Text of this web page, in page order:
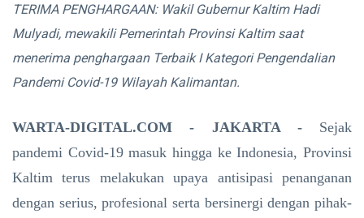
TERIMA PENGHARGAAN: Wakil Gubernur Kaltim Hadi
Mulyadi, mewakili Pemerintah Provinsi Kaltim saat
menerima penghargaan Terbaik I Kategori Pengendalian
Pandemi Covid-19 Wilayah Kalimantan.
WARTA-DIGITAL.COM - JAKARTA - Sejak
pandemi Covid-19 masuk hingga ke Indonesia, Provinsi
Kaltim terus melakukan upaya antisipasi penanganan
dengan serius, profesional serta bersinergi dengan pihak-